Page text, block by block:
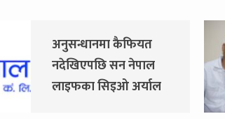
अनुसन्धानमा कैफियत
नदेखिएपछि सन नेपाल
लाइफका सिइओ अर्याल